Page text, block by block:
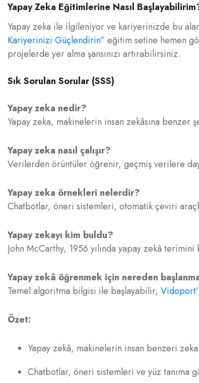
Yapay Zeka Eğitimlerine Nasıl
Yapay zeka ile ilgileniyor ve kariyerinizde bu
Kariyerinizi Güçlendirin” eğitim setine hemen
projelerde yer alma şansınızı artırabilirsiniz.
Sık Sorulan Sorular (SSS)
Yapay zeka nedir?
Yapay zeka, makinelerin insan zekâsına
Yapay zeka nasıl çalışır?
Verilerden örüntüler öğrenir, geçmiş verilere
Yapay zeka örnekleri nelerdir?
Chatbotlar, öneri sistemleri, otomatik çeviri
Yapay zekayı kim buldu?
John McCarthy, 1956 yılında yapay zekâ
Yapay zekâ öğrenmek için nereden
Temel algoritma bilgisi ile başlayabilir,
Özet:
Yapay zekâ, makinelerin insan benzeri
Chatbotlar, öneri sistemleri ve yüz tanıma